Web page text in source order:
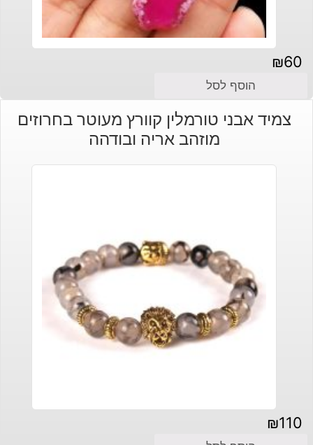
₪60
הוסף לסל
צמיד אבני טורמלין קוורץ מעוטר בחרוזים
מוזהב אריה ובודהה
₪110